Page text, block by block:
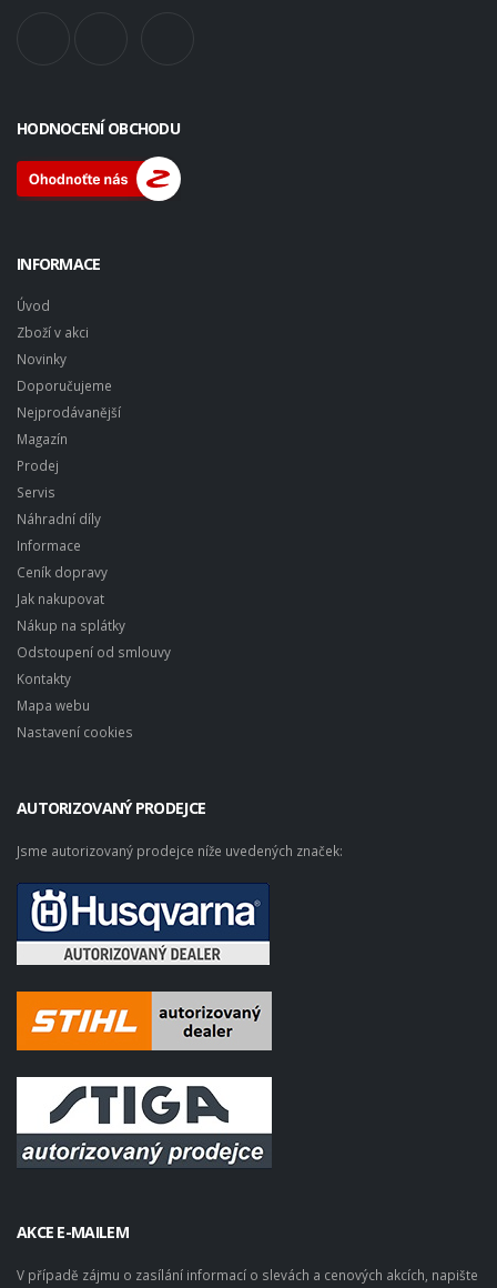
HODNOCENÍ OBCHODU
INFORMACE
Úvod
Zboží v akci
Novinky
Doporučujeme
Nejprodávanější
Magazín
Prodej
Servis
Náhradní díly
Informace
Ceník dopravy
Jak nakupovat
Nákup na splátky
Odstoupení od smlouvy
Kontakty
Mapa webu
Nastavení cookies
AUTORIZOVANÝ PRODEJCE
Jsme autorizovaný prodejce níže uvedených značek:
AKCE E-MAILEM
V případě zájmu o zasílání informací o slevách a cenových akcích, napište